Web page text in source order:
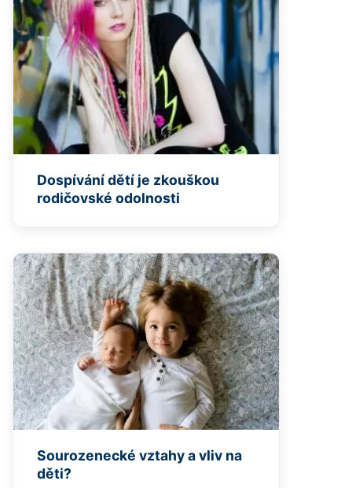
Dospívání dětí je zkouškou
rodičovské odolnosti
Sourozenecké vztahy a vliv na
děti?